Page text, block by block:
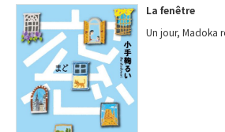
La fenêtre
Un jour, Madoka